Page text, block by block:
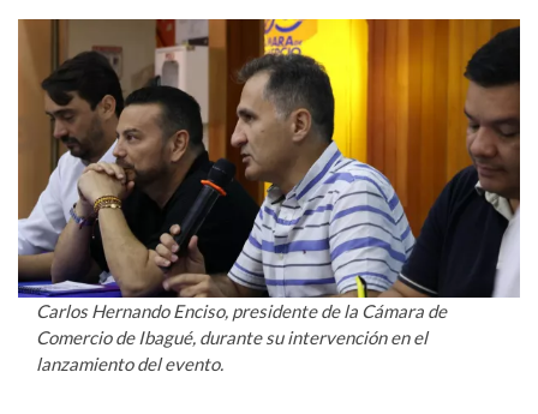
Carlos Hernando Enciso, presidente de la Cámara de
Comercio de Ibagué, durante su intervención en el
lanzamiento del evento.